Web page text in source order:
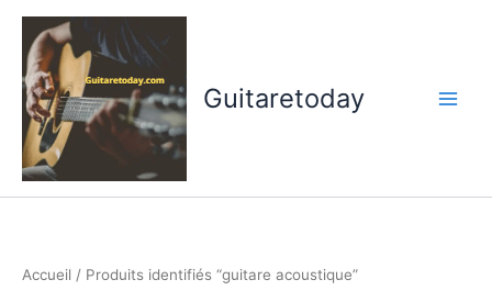
Aller
contenu
Guitaretoday
Accueil / Produits identifiés “guitare acoustique”